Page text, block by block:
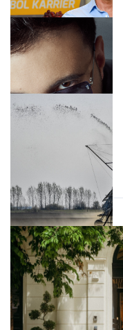
Bank
Content Lab HUB
Forint